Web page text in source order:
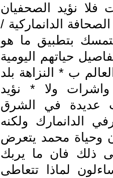
نؤيد الصحفيان
الدانماركية /
بتطبيق ما هو
حياتهم اليومية
ب * النزاهة بلد
ولا * نؤيد
عديدة في الشرق
الدانمارك ولكنه
وحياة محمد يتعرض
ذلك فان ما يربك
لماذا تتعاطى